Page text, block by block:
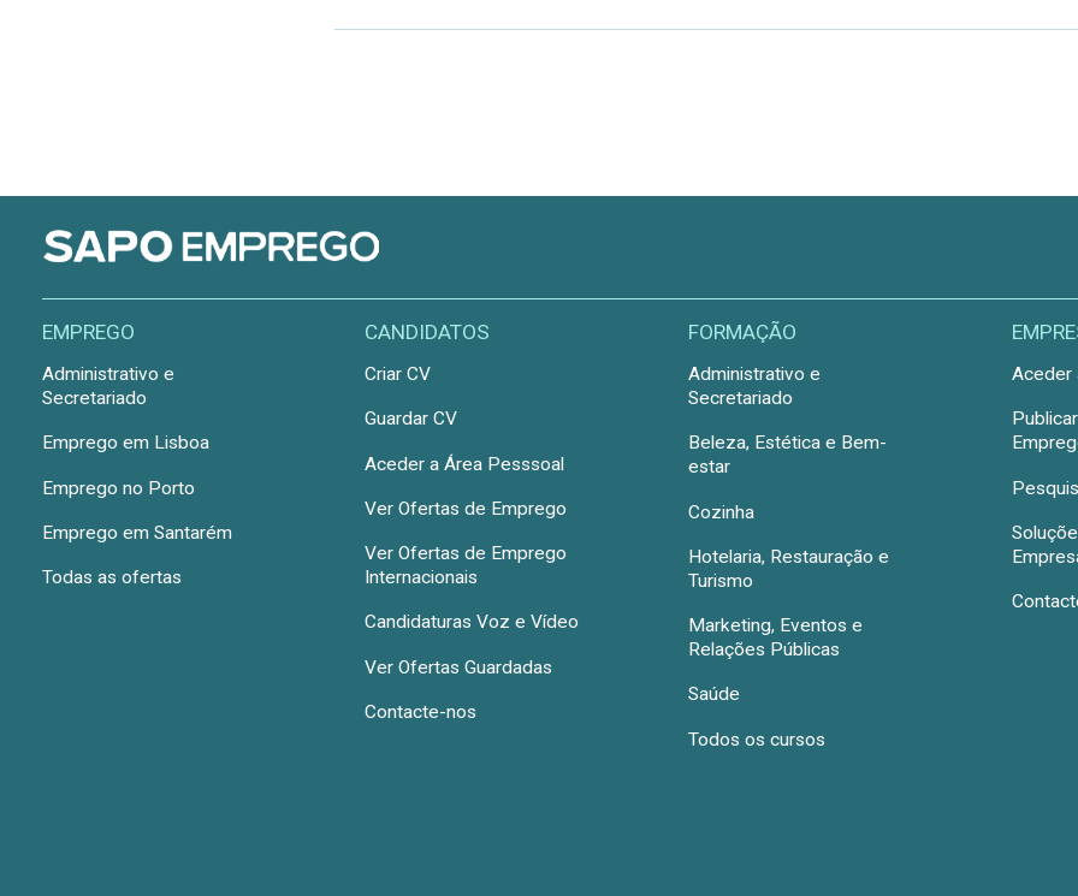
EMPREGO
Administrativo e
Secretariado
Emprego em Lisboa
Emprego no Porto
Emprego em Santarém
Todas as ofertas
CANDIDATOS
Criar CV
Guardar CV
Aceder a Área Pesssoal
Ver Ofertas de Emprego
Ver Ofertas de Emprego
Internacionais
Candidaturas Voz e Vídeo
Ver Ofertas Guardadas
Contacte-nos
FORMAÇÃO
Administrativo e
Secretariado
Beleza, Estética e Bem-
estar
Cozinha
Hotelaria, Restauração e
Turismo
Marketing, Eventos e
Relações Públicas
Saúde
Todos os cursos
Aceder